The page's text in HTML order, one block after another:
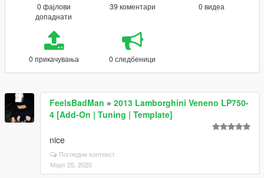
0 фајлови
допаднати
39 коментари 0 видеа
0 прикачувања 0 следбеници
FeelsBadMan » 2013 Lamborghini Veneno LP750-
4 [Add-On | Tuning | Template]
nice
Погледни контекст
Март 25, 2020